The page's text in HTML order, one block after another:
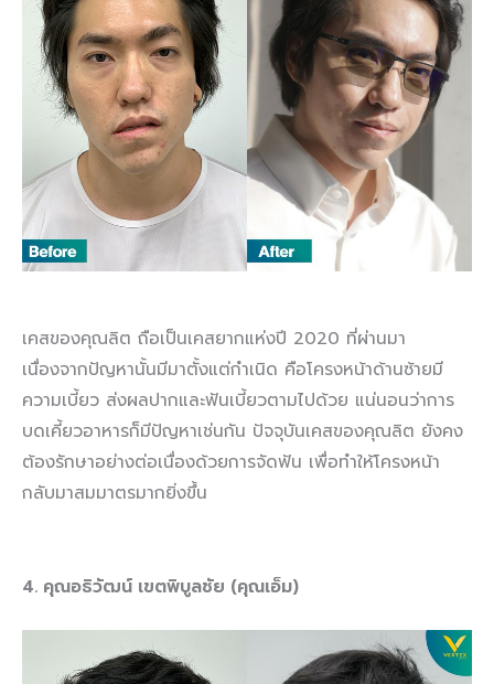
เคสของคุณลิต ถือเป็นเคสยากแห่งปี 2020 ที่ผ่านมา
เนื่องจากปัญหานั้นมีมาตั้งแต่กำเนิด คือโครงหน้าด้านซ้ายมี
ความเบี้ยว ส่งผลปากและฟันเบี้ยวตามไปด้วย แน่นอนว่าการ
บดเคี้ยวอาหารก็มีปัญหาเช่นกัน ปัจจุบันเคสของคุณลิต ยังคง
ต้องรักษาอย่างต่อเนื่องด้วยการจัดฟัน เพื่อทำให้โครงหน้า
กลับมาสมมาตรมากยิ่งขึ้น
4. คุณอธิวัฒน์ เขตพิบูลชัย (คุณเอ็ม)